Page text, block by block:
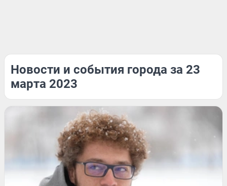
Новости и события города за 23
марта 2023